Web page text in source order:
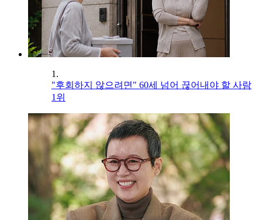
1.
"후회하지 않으려면" 60세 넘어 끊어내야 할 사람
1위